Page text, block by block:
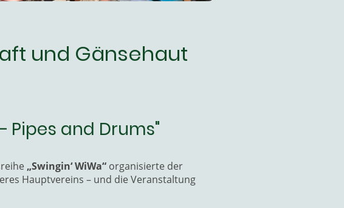
und Gänsehaut
Pipes and Drums"
„Swingin‘ WiWa“ organisierte der
Hauptvereins – und die Veranstaltung